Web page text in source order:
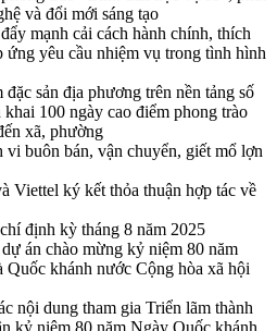
và đổi mới sáng tạo
mạnh cải cách hành chính, thích
ứng yêu cầu nhiệm vụ trong tình hình
sản địa phương trên nền tảng số
100 ngày cao điểm phong trào
xã, phường
buôn bán, vận chuyển, giết mổ lợn
ký kết thỏa thuận hợp tác về
định kỳ tháng 8 năm 2025
án chào mừng kỷ niệm 80 năm
Quốc khánh nước Cộng hòa xã hội
nội dung tham gia Triển lãm thành